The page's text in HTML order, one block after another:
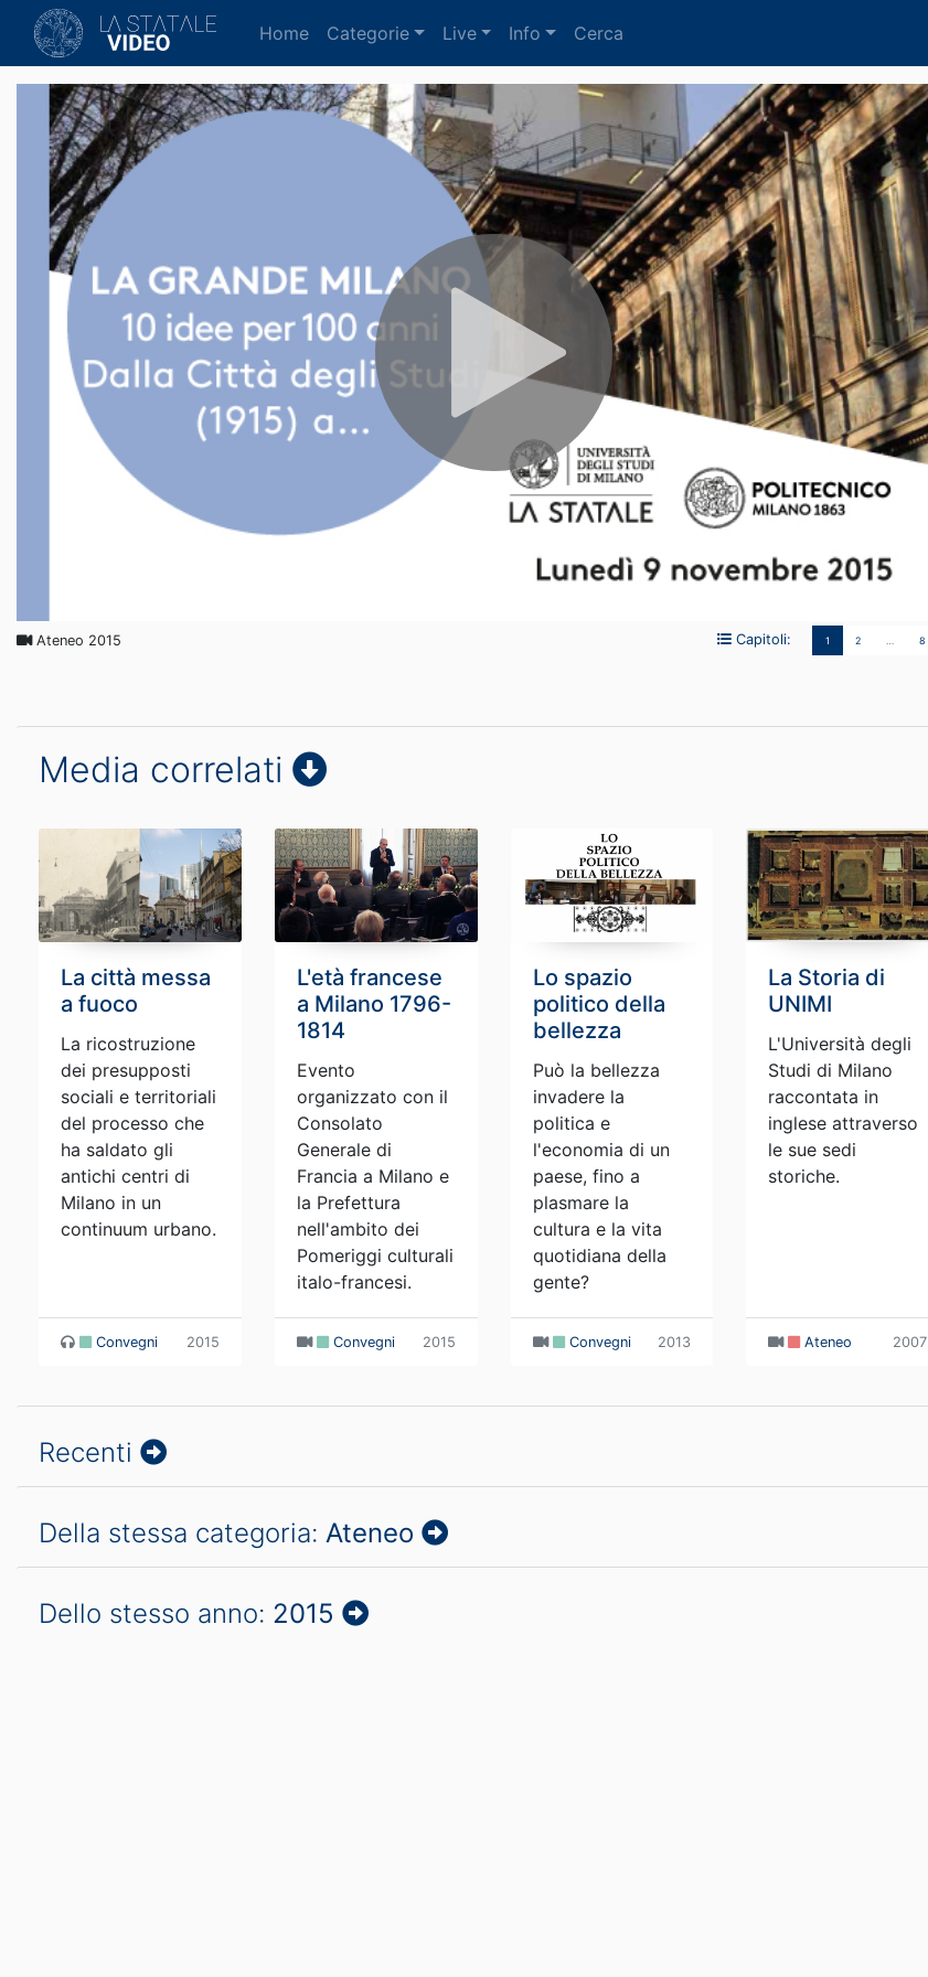
Home(current)
Categorie Live Info Cerca
Ateneo 2015 Capitoli: 1 2 8
Media correlati
La città messa
a fuoco
La ricostruzione
dei presupposti
sociali e territoriali
del processo che
ha saldato gli
antichi centri di
Milano in un
continuum urbano.
Convegni 2015
L'età francese
a Milano 1796-
1814
Evento
organizzato con il
Consolato
Generale di
Francia a Milano e
la Prefettura
nell'ambito dei
Pomeriggi culturali
italo-francesi.
Convegni 2015
Lo spazio
politico della
bellezza
Può la bellezza
invadere la
politica e
l'economia di un
paese, fino a
plasmare la
cultura e la vita
quotidiana della
gente?
Convegni 2013
La Storia di
UNIMI
L'Università degli
Studi di Milano
raccontata in
inglese attraverso
le sue sedi
storiche.
Ateneo 2007
Recenti
Della stessa categoria: Ateneo
Dello stesso anno: 2015